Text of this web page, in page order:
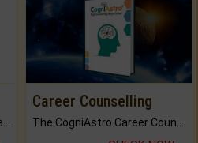
AstroSage Yearbook is a channel to fulfill your dreams and destiny.
Career Counselling
The CogniAstro Career Counselling Report is the most comprehensive report available on this topic.